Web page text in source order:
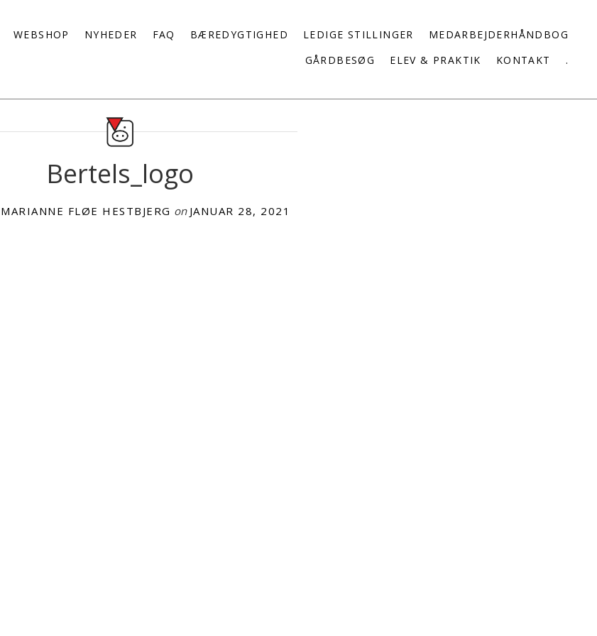
WEBSHOP NYHEDER FAQ BÆREDYGTIGHED LEDIGE STILLINGER
MEDARBEJDERHÅNDBOG
GÅRDBESØG
ELEV & PRAKTIK KONTAKT .
Bertels_logo
MARIANNE FLØE HESTBJERG on JANUAR 28, 2021